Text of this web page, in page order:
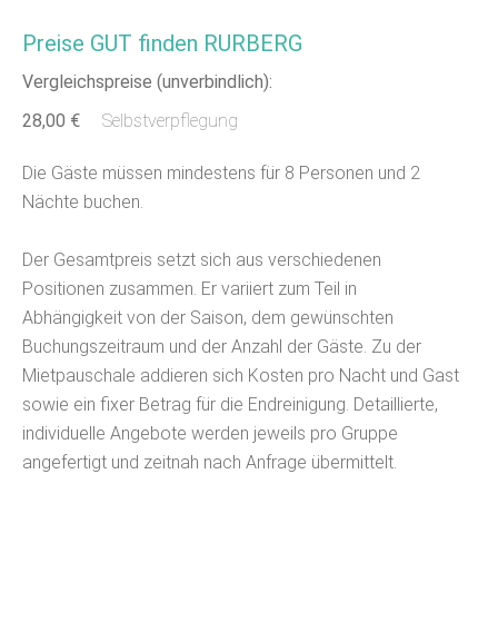
Preise GUT finden RURBERG
Vergleichspreise (unverbindlich):
28,00 €
Selbstverpflegung
Die Gäste müssen mindestens für 8 Personen und 2
Nächte buchen.
Der Gesamtpreis setzt sich aus verschiedenen
Positionen zusammen. Er variiert zum Teil in
Abhängigkeit von der Saison, dem gewünschten
Buchungszeitraum und der Anzahl der Gäste. Zu der
Mietpauschale addieren sich Kosten pro Nacht und Gast
sowie ein fixer Betrag für die Endreinigung. Detaillierte,
individuelle Angebote werden jeweils pro Gruppe
angefertigt und zeitnah nach Anfrage übermittelt.